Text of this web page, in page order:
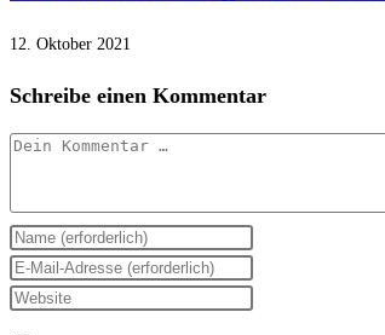
12. Oktober 2021
Schreibe einen Kommentar
Kommentar
Gib
deinen
Namen
Gib
deine
Gib